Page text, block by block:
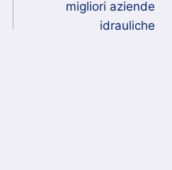
migliori aziende
idrauliche